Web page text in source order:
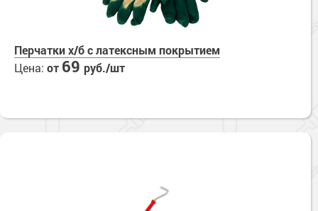
Перчатки х/б с латексным покрытием
Цена: от 69 руб./шт